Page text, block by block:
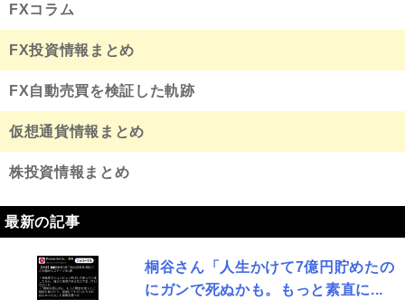
FXコラム
FX投資情報まとめ
FX自動売買を検証した軌跡
仮想通貨情報まとめ
株投資情報まとめ
最新の記事
桐谷さん「人生かけて7億円貯めたの
にガンで死ぬかも。もっと素直に...